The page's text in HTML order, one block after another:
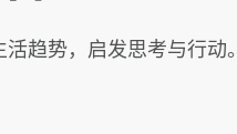
趋势，启发思考与行动。